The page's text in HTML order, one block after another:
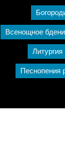
Всенощное
Литургия
Песнопения